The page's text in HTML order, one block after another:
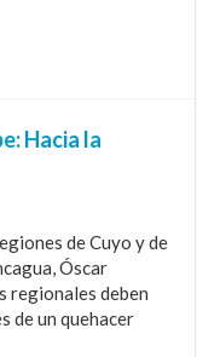
Hacia la
de Cuyo y de
Óscar
regionales deben
de un quehacer